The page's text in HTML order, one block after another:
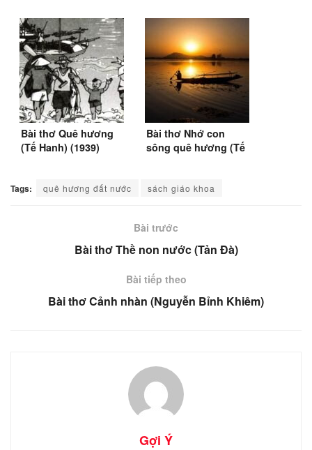
Bài thơ Quê hương
(Tế Hanh) (1939)
Bài thơ Nhớ con
sông quê hương (Tế
Tags: quê hương đất nước sách giáo khoa
Bài trước
Bài thơ Thề non nước (Tản Đà)
Bài tiếp theo
Bài thơ Cảnh nhàn (Nguyễn Bỉnh Khiêm)
Gợi Ý